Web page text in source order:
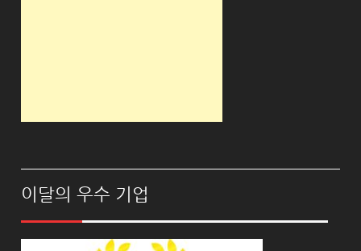
이달의 우수 기업